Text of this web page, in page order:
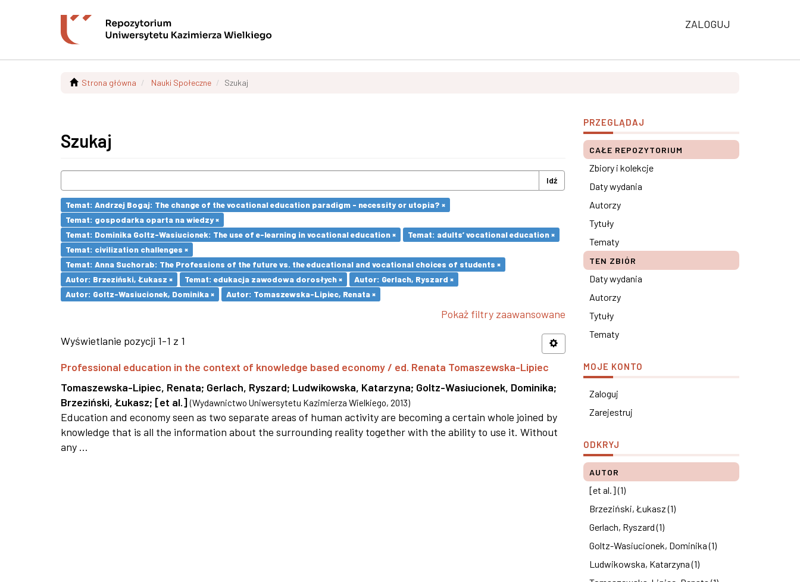
ZALOGUJ
Strona główna Nauki Społeczne Szukaj
Szukaj
Idź
Temat: Andrzej Bogaj: The change of the vocational education paradigm - necessity or utopia? ×
Temat: gospodarka oparta na wiedzy ×
Temat: Dominika Goltz-Wasiucionek: The use of e-learning in vocational education ×
Temat: adults’ vocational education ×
Temat: civilization challenges ×
Temat: Anna Suchorab: The Professions of the future vs. the educational and vocational choices of students ×
Autor: Brzeziński, Łukasz ×
Temat: edukacja zawodowa dorosłych ×
Autor: Gerlach, Ryszard ×
Autor: Goltz-Wasiucionek, Dominika ×
Autor: Tomaszewska-Lipiec, Renata ×
Pokaż filtry zaawansowane
Wyświetlanie pozycji 1-1 z 1
Professional education in the context of knowledge based economy / ed. Renata Tomaszewska-Lipiec
Tomaszewska-Lipiec, Renata; Gerlach, Ryszard; Ludwikowska, Katarzyna; Goltz-Wasiucionek, Dominika;
Brzeziński, Łukasz; [et al.] (Wydawnictwo Uniwersytetu Kazimierza Wielkiego, 2013)
Education and economy seen as two separate areas of human activity are becoming a certain whole joined by
knowledge that is all the information about the surrounding reality together with the ability to use it. Without
any ...
PRZEGLĄDAJ
CAŁE REPOZYTORIUM
Zbiory i kolekcje
Daty wydania
Autorzy
Tytuły
Tematy
TEN ZBIÓR
Daty wydania
Autorzy
Tytuły
Tematy
MOJE KONTO
Zaloguj
Zarejestruj
ODKRYJ
AUTOR
[et al.] (1)
Brzeziński, Łukasz (1)
Gerlach, Ryszard (1)
Goltz-Wasiucionek, Dominika (1)
Ludwikowska, Katarzyna (1)